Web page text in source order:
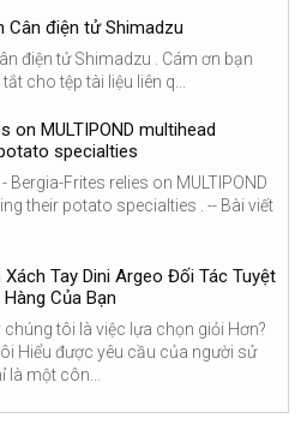
Cân điện tử Shimadzu
điện tử Shimadzu . Cám ơn bạn
cho tệp tài liệu liên q...
on MULTIPOND multihead
specialties
Frites relies on MULTIPOND
their potato specialties . -- Bài viết
Tay Dini Argeo Đối Tác Tuyệt
Của Bạn
tôi là việc lựa chọn giỏi Hơn?
Hiểu được yêu cầu của người sử
một côn...